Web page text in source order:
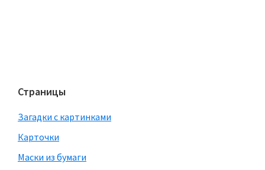
Страницы
Загадки с картинками
Карточки
Маски из бумаги